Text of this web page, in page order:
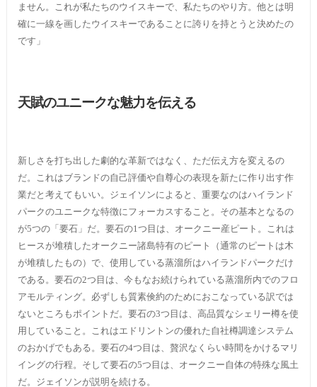
ません。これが私たちのウイスキーで、私たちのやり方。他とは明
確に一線を画したウイスキーであることに誇りを持とうと決めたの
です」
天賦のユニークな魅力を伝える
新しさを打ち出した劇的な革新ではなく、ただ伝え方を変えるの
だ。これはブランドの自己評価や自尊心の表現を新たに作り出す作
業だと考えてもいい。ジェイソンによると、重要なのはハイランド
パークのユニークな特徴にフォーカスすること。その基本となるの
が5つの「要石」だ。要石の1つ目は、オークニー産ピート。これは
ヒースが堆積したオークニー諸島特有のピート（通常のピートは木
が堆積したもの）で、使用している蒸溜所はハイランドパークだけ
である。要石の2つ目は、今もなお続けられている蒸溜所内でのフロ
アモルティング。必ずしも質素倹約のためにおこなっている訳では
ないところもポイントだ。要石の3つ目は、高品質なシェリー樽を使
用していること。これはエドリントンの優れた自社樽調達システム
のおかげでもある。要石の4つ目は、贅沢なくらい時間をかけるマリ
イングの行程。そして要石の5つ目は、オークニー自体の特殊な風土
だ。ジェイソンが説明を続ける。